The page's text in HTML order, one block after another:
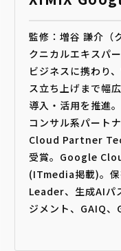
監修：増谷 謙介（
クニカルエキスパ
ビジネスに携わり
ス立ち上げまで幅
導入・活用を推進
コンサル系パート
Cloud Partner
受賞。Google
(ITmedia掲載)。
Leader、生成AIパ
ジメント、GAIQ、